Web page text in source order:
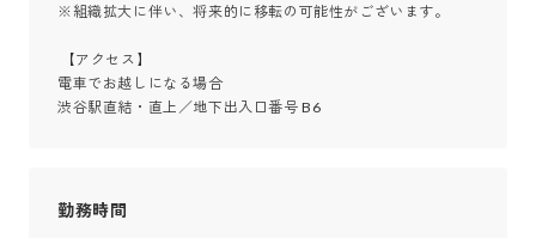
※組織拡大に伴い、将来的に移転の可能性がございます。
電車でお越しになる場合
渋谷駅直結・直上／地下出入口番号 B6
勤務時間